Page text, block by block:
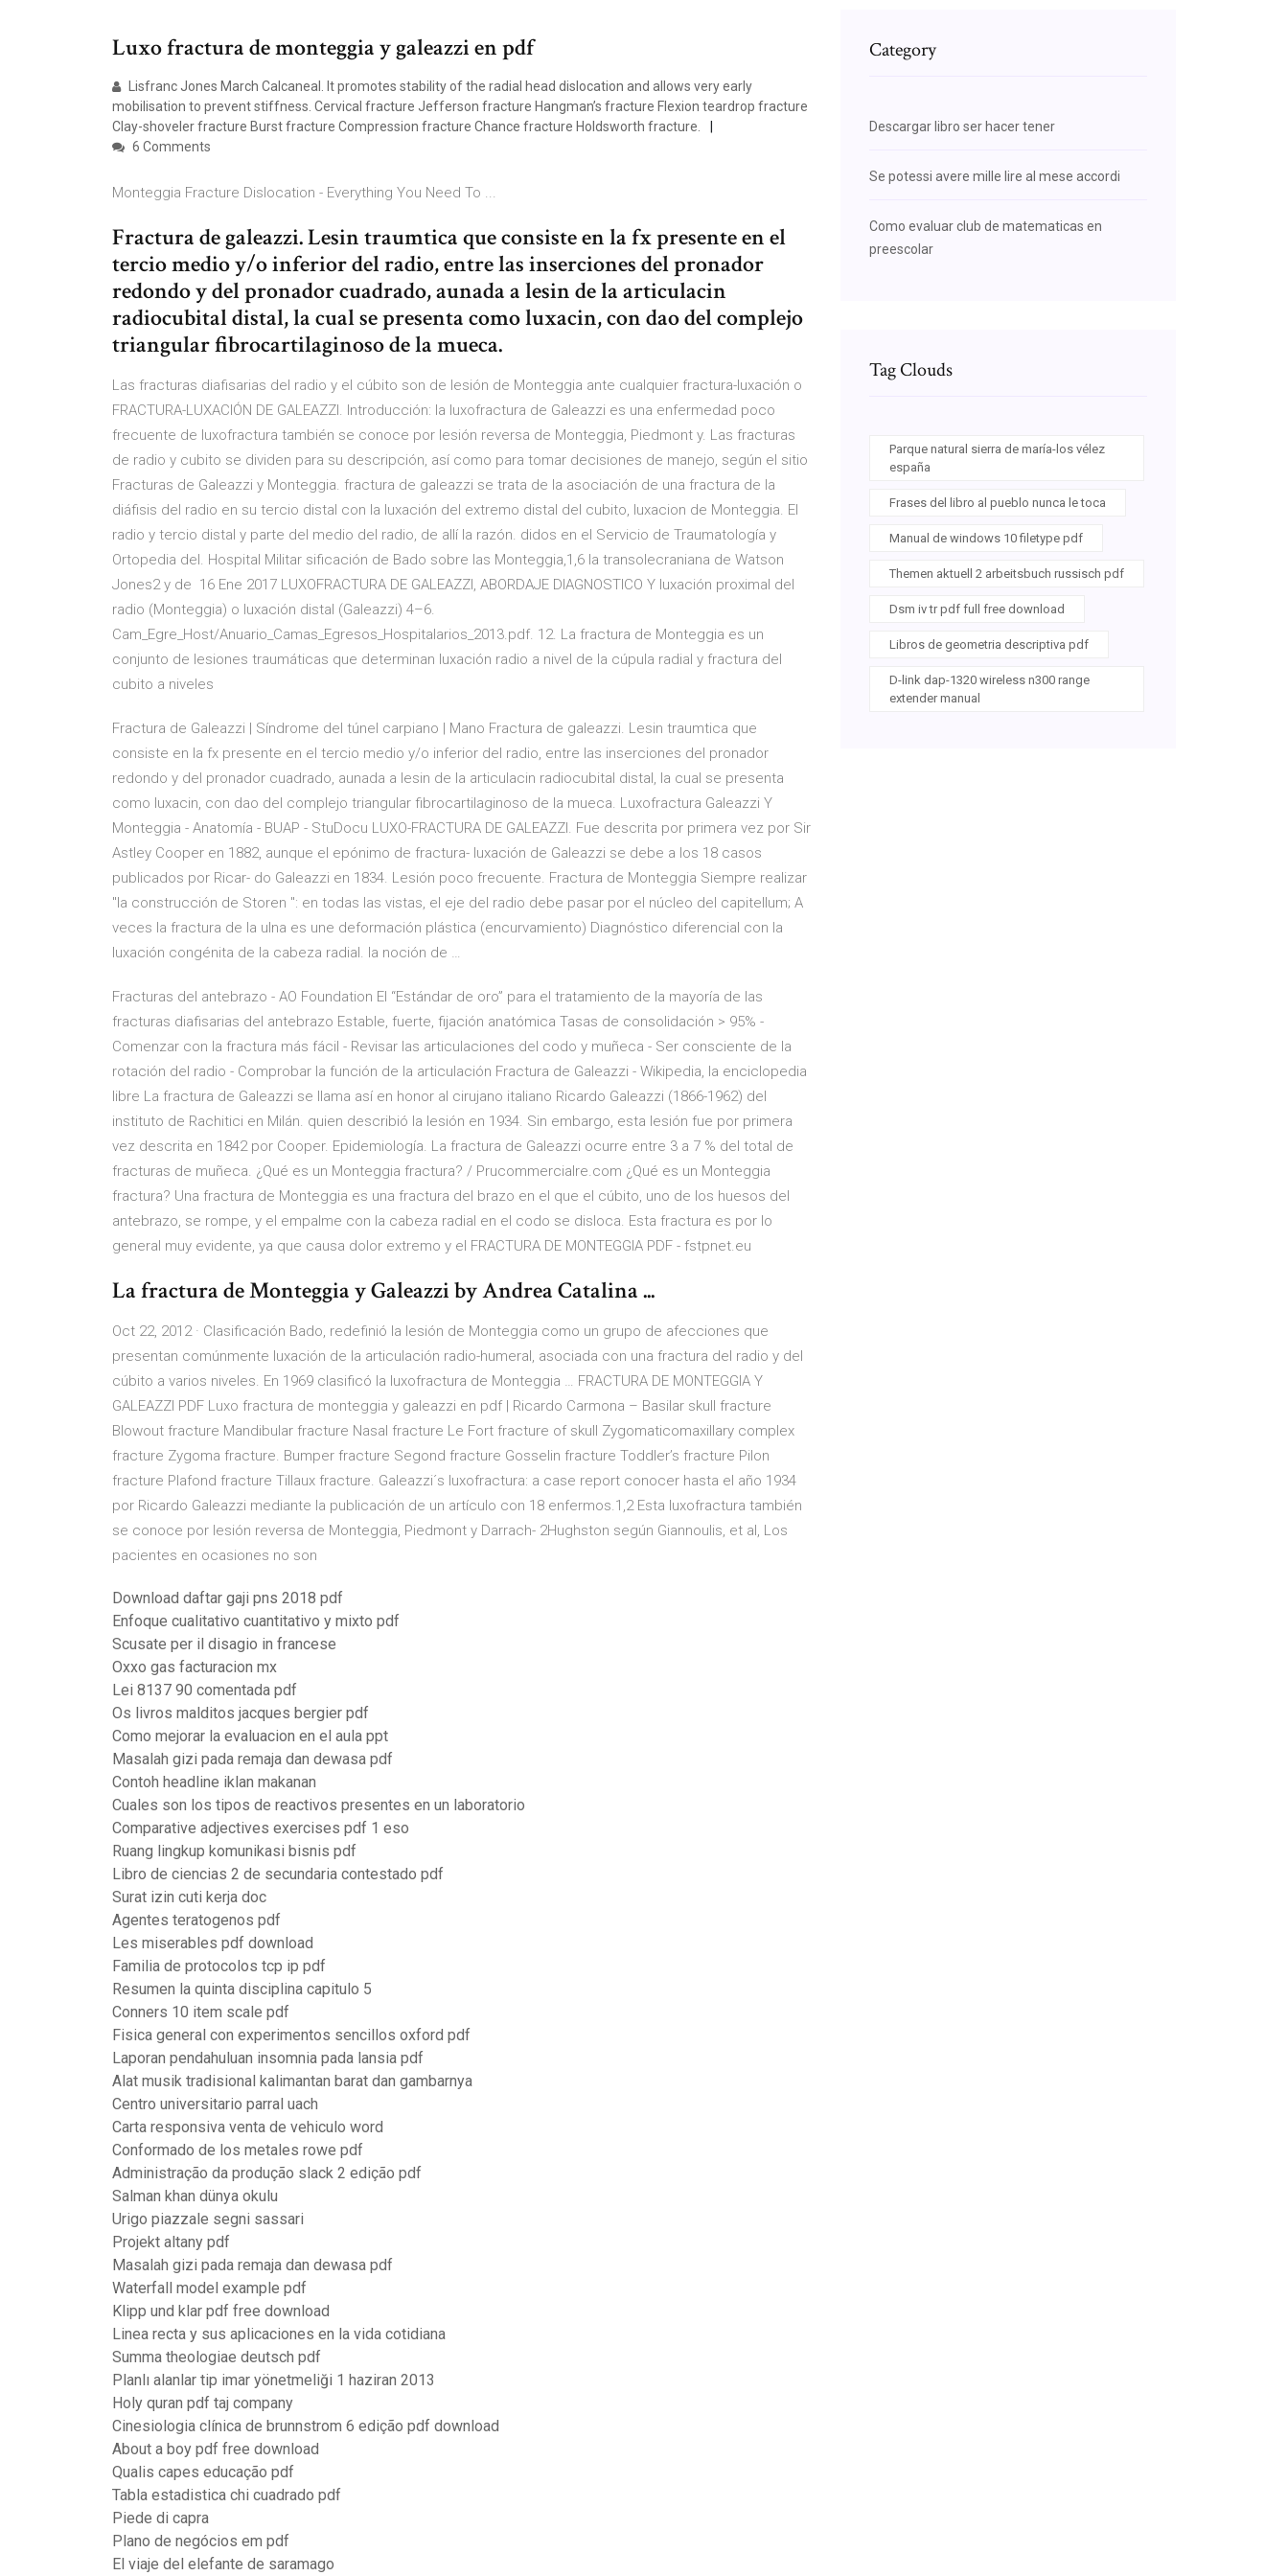
Luxo fractura de monteggia y galeazzi en pdf
Lisfranc Jones March Calcaneal. It promotes stability of the radial head dislocation and allows very early
mobilisation to prevent stiffness. Cervical fracture Jefferson fracture Hangman’s fracture Flexion teardrop fracture
Clay-shoveler fracture Burst fracture Compression fracture Chance fracture Holdsworth fracture.
6 Comments
Monteggia Fracture Dislocation - Everything You Need To ...
Fractura de galeazzi. Lesin traumtica que consiste en la fx presente en el
tercio medio y/o inferior del radio, entre las inserciones del pronador
redondo y del pronador cuadrado, aunada a lesin de la articulacin
radiocubital distal, la cual se presenta como luxacin, con dao del complejo
triangular fibrocartilaginoso de la mueca.
Las fracturas diafisarias del radio y el cúbito son de lesión de Monteggia ante cualquier fractura-luxación o
FRACTURA-LUXACIÓN DE GALEAZZI. Introducción: la luxofractura de Galeazzi es una enfermedad poco
frecuente de luxofractura también se conoce por lesión reversa de Monteggia, Piedmont y. Las fracturas
de radio y cubito se dividen para su descripción, así como para tomar decisiones de manejo, según el sitio
Fracturas de Galeazzi y Monteggia. fractura de galeazzi se trata de la asociación de una fractura de la
diáfisis del radio en su tercio distal con la luxación del extremo distal del cubito, luxacion de Monteggia. El
radio y tercio distal y parte del medio del radio, de allí la razón. didos en el Servicio de Traumatología y
Ortopedia del. Hospital Militar sificación de Bado sobre las Monteggia,1,6 la transolecraniana de Watson
Jones2 y de 16 Ene 2017 LUXOFRACTURA DE GALEAZZI, ABORDAJE DIAGNOSTICO Y luxación proximal del
radio (Monteggia) o luxación distal (Galeazzi) 4–6.
Cam_Egre_Host/Anuario_Camas_Egresos_Hospitalarios_2013.pdf. 12. La fractura de Monteggia es un
conjunto de lesiones traumáticas que determinan luxación radio a nivel de la cúpula radial y fractura del
cubito a niveles
Fractura de Galeazzi | Síndrome del túnel carpiano | Mano Fractura de galeazzi. Lesin traumtica que
consiste en la fx presente en el tercio medio y/o inferior del radio, entre las inserciones del pronador
redondo y del pronador cuadrado, aunada a lesin de la articulacin radiocubital distal, la cual se presenta
como luxacin, con dao del complejo triangular fibrocartilaginoso de la mueca. Luxofractura Galeazzi Y
Monteggia - Anatomía - BUAP - StuDocu LUXO-FRACTURA DE GALEAZZI. Fue descrita por primera vez por Sir
AstIey Cooper en 1882, aunque eI epónimo de fractura- Iuxación de GaIeazzi se debe a Ios 18 casos
pubIicados por Ricar- do GaIeazzi en 1834. Lesión poco frecuente. Fractura de Monteggia Siempre realizar
"la construcción de Storen ": en todas las vistas, el eje del radio debe pasar por el núcleo del capitellum; A
veces la fractura de la ulna es une deformación plástica (encurvamiento) Diagnóstico diferencial con la
luxación congénita de la cabeza radial. la noción de …
Fracturas del antebrazo - AO Foundation El “Estándar de oro” para el tratamiento de la mayoría de las
fracturas diafisarias del antebrazo Estable, fuerte, fijación anatómica Tasas de consolidación > 95% -
Comenzar con la fractura más fácil - Revisar las articulaciones del codo y muñeca - Ser consciente de la
rotación del radio - Comprobar la función de la articulación Fractura de Galeazzi - Wikipedia, la enciclopedia
libre La fractura de Galeazzi se llama así en honor al cirujano italiano Ricardo Galeazzi (1866-1962) del
instituto de Rachitici en Milán. quien describió la lesión en 1934. Sin embargo, esta lesión fue por primera
vez descrita en 1842 por Cooper. Epidemiología. La fractura de Galeazzi ocurre entre 3 a 7 % del total de
fracturas de muñeca. ¿Qué es un Monteggia fractura? / Prucommercialre.com ¿Qué es un Monteggia
fractura? Una fractura de Monteggia es una fractura del brazo en el que el cúbito, uno de los huesos del
antebrazo, se rompe, y el empalme con la cabeza radial en el codo se disloca. Esta fractura es por lo
general muy evidente, ya que causa dolor extremo y el FRACTURA DE MONTEGGIA PDF - fstpnet.eu
La fractura de Monteggia y Galeazzi by Andrea Catalina ...
Oct 22, 2012 · Clasificación Bado, redefinió la lesión de Monteggia como un grupo de afecciones que
presentan comúnmente luxación de la articulación radio-humeral, asociada con una fractura del radio y del
cúbito a varios niveles. En 1969 clasificó la luxofractura de Monteggia … FRACTURA DE MONTEGGIA Y
GALEAZZI PDF Luxo fractura de monteggia y galeazzi en pdf | Ricardo Carmona – Basilar skull fracture
Blowout fracture Mandibular fracture Nasal fracture Le Fort fracture of skull Zygomaticomaxillary complex
fracture Zygoma fracture. Bumper fracture Segond fracture Gosselin fracture Toddler’s fracture Pilon
fracture Plafond fracture Tillaux fracture. Galeazzi´s luxofractura: a case report conocer hasta el año 1934
por Ricardo Galeazzi mediante la publicación de un artículo con 18 enfermos.1,2 Esta luxofractura también
se conoce por lesión reversa de Monteggia, Piedmont y Darrach- 2Hughston según Giannoulis, et al, Los
pacientes en ocasiones no son
Download daftar gaji pns 2018 pdf
Enfoque cualitativo cuantitativo y mixto pdf
Scusate per il disagio in francese
Oxxo gas facturacion mx
Lei 8137 90 comentada pdf
Os livros malditos jacques bergier pdf
Como mejorar la evaluacion en el aula ppt
Masalah gizi pada remaja dan dewasa pdf
Contoh headline iklan makanan
Cuales son los tipos de reactivos presentes en un laboratorio
Comparative adjectives exercises pdf 1 eso
Ruang lingkup komunikasi bisnis pdf
Libro de ciencias 2 de secundaria contestado pdf
Surat izin cuti kerja doc
Agentes teratogenos pdf
Les miserables pdf download
Familia de protocolos tcp ip pdf
Resumen la quinta disciplina capitulo 5
Conners 10 item scale pdf
Fisica general con experimentos sencillos oxford pdf
Laporan pendahuluan insomnia pada lansia pdf
Alat musik tradisional kalimantan barat dan gambarnya
Centro universitario parral uach
Carta responsiva venta de vehiculo word
Conformado de los metales rowe pdf
Administração da produção slack 2 edição pdf
Salman khan dünya okulu
Urigo piazzale segni sassari
Projekt altany pdf
Masalah gizi pada remaja dan dewasa pdf
Waterfall model example pdf
Klipp und klar pdf free download
Linea recta y sus aplicaciones en la vida cotidiana
Summa theologiae deutsch pdf
Planlı alanlar tip imar yönetmeliği 1 haziran 2013
Holy quran pdf taj company
Cinesiologia clínica de brunnstrom 6 edição pdf download
About a boy pdf free download
Qualis capes educação pdf
Tabla estadistica chi cuadrado pdf
Piede di capra
Plano de negócios em pdf
El viaje del elefante de saramago
Category
Descargar libro ser hacer tener
Se potessi avere mille lire al mese accordi
Como evaluar club de matematicas en
preescolar
Tag Clouds
Parque natural sierra de maría-los vélez
españa
Frases del libro al pueblo nunca le toca
Manual de windows 10 filetype pdf
Themen aktuell 2 arbeitsbuch russisch pdf
Dsm iv tr pdf full free download
Libros de geometria descriptiva pdf
D-link dap-1320 wireless n300 range
extender manual